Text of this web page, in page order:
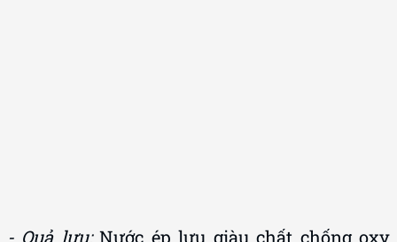
hóa giúp cải thiện lưu thông máu. Một nghiên